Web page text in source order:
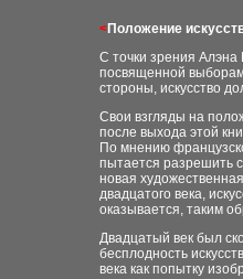
<Положение
С точки зрения Алэна
посвященной выборам
стороны, искусство
Свои взгляды на
после выхода этой
По мнению
пытается разрешить
новая
двадцатого века,
оказывается, таким
Двадцатый век был
бесплодность
века как попытку